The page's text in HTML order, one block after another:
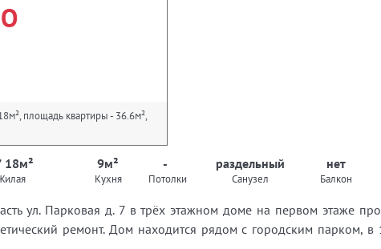
площадь квартиры - 36.6м²,
18м² 9м²
Кухня
-
Потолки
раздельный
Санузел
нет
Балкон
ул. Парковая д. 7 в трёх этажном доме на первом этаже
ремонт. Дом находится рядом с городским парком,